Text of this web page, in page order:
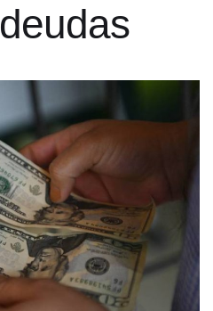
deudas